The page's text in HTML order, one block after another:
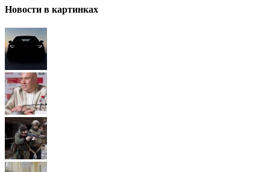
Новости в картинках